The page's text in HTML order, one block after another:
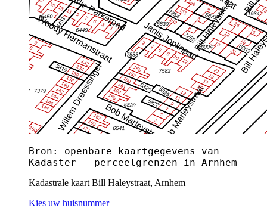
Bron: openbare kaartgegevens van
Kadaster — perceelgrenzen in Arnhem
Kadastrale kaart Bill Haleystraat, Arnhem
Kies uw huisnummer